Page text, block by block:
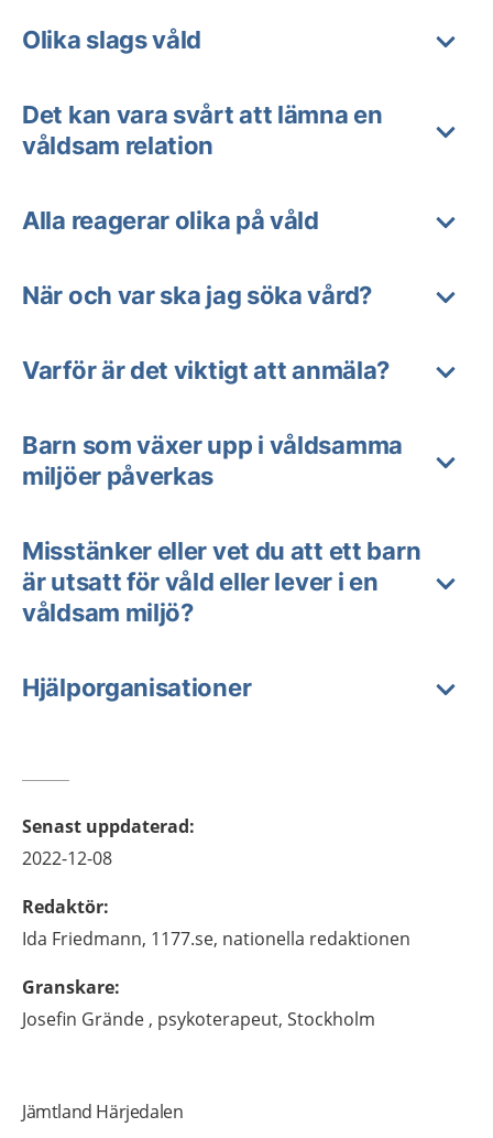
Olika slags våld
Det kan vara svårt att lämna en
våldsam relation
Alla reagerar olika på våld
När och var ska jag söka vård?
Varför är det viktigt att anmäla?
Barn som växer upp i våldsamma
miljöer påverkas
Misstänker eller vet du att ett barn
är utsatt för våld eller lever i en
våldsam miljö?
Hjälporganisationer
Senast uppdaterad:
2022-12-08
Redaktör:
Ida Friedmann, 1177.se, nationella redaktionen
Granskare:
Josefin Grände , psykoterapeut, Stockholm
Jämtland Härjedalen